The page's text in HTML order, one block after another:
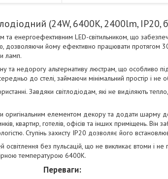
(24W, 6400K, 2400lm, IP20,
та енергоефективним LED-світильником, що
дозволяючи йому ефективно працювати протягом
ламп.
та недорогу альтернативу люстрам, що особливо
до стелі, займаючи мінімальний простір і
Завдяки світлодіодам, які не виділяють
оригінальним елементом декору та додати шарму
квартир, готелів, офісів та інших приміщень.
Ступінь захисту IP20 дозволяє його
без пульсацій, що не викликає втоми і не
температурою 6400K.
Переваги: